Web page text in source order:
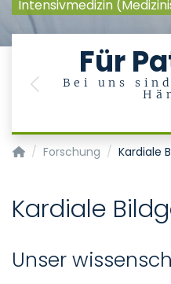
Intensivmedizin
Für
Bei uns
Previous
Klinik für Kardiologie,
Forschung Kardiale
Kardiale
Unser